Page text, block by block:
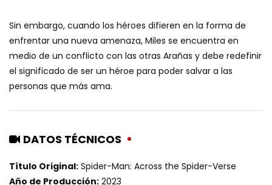
Sin embargo, cuando los héroes difieren en la forma de
enfrentar una nueva amenaza, Miles se encuentra en
medio de un conflicto con las otras Arañas y debe redefinir
el significado de ser un héroe para poder salvar a las
personas que más ama.
DATOS TÉCNICOS
Título Original: Spider-Man: Across the Spider-Verse
Año de Producción: 2023